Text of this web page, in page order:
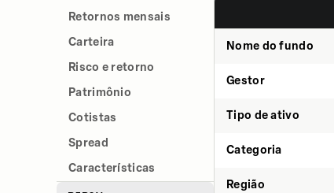
Retornos mensais
Carteira
Risco e retorno
Patrimônio
Cotistas
Spread
Características
Nome do fundo
Gestor
Tipo de ativo
Categoria
Região